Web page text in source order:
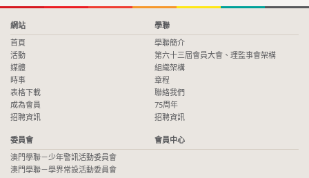
網站
首頁
活動
媒體
時事
表格下載
成為會員
招聘資訊
學聯
學聯簡介
第六十三屆會員大會、理監事會架構
組織架構
章程
聯絡我們
75周年
招聘資訊
委員會
澳門學聯－少年警訊活動委員會
澳門學聯－學界常設活動委員會
會員中心